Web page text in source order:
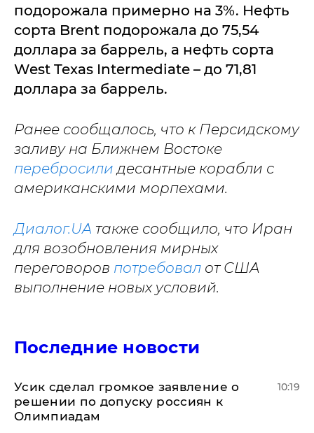
подорожала примерно на 3%. Нефть
сорта Brent подорожала до 75,54
доллара за баррель, а нефть сорта
West Texas Intermediate – до 71,81
доллара за баррель.
Ранее сообщалось, что к Персидскому
заливу на Ближнем Востоке
перебросили десантные корабли с
американскими морпехами.
Диалог.UA также сообщило, что Иран
для возобновления мирных
переговоров потребовал от США
выполнение новых условий.
Последние новости
Усик сделал громкое заявление о
решении по допуску россиян к
Олимпиадам
10:19